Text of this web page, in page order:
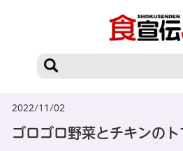
2022/11/02
ゴロゴロ野菜とチキンのト